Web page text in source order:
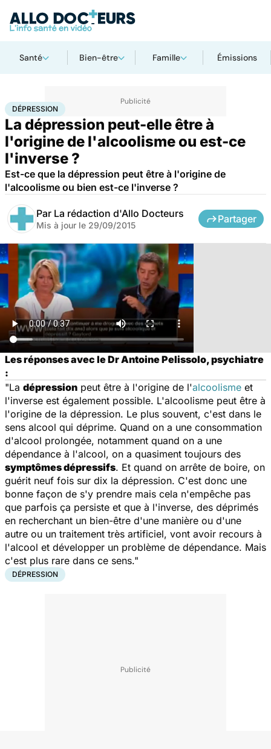
Santé Bien-être Famille Émissions
AccueilSantéDépression
DÉPRESSION
La dépression peut-elle être à
l'origine de l'alcoolisme ou est-ce
l'inverse ?
Est-ce que la dépression peut être à l'origine de
l'alcoolisme ou bien est-ce l'inverse ?
Par La rédaction d'Allo Docteurs
Mis à jour le 29/09/2015
Partager
Les réponses avec le Dr Antoine Pelissolo, psychiatre
:
"La dépression peut être à l'origine de l'alcoolisme et
l'inverse est également possible. L'alcoolisme peut être à
l'origine de la dépression. Le plus souvent, c'est dans le
sens alcool qui déprime. Quand on a une consommation
d'alcool prolongée, notamment quand on a une
dépendance à l'alcool, on a quasiment toujours des
symptômes dépressifs. Et quand on arrête de boire, on
guérit neuf fois sur dix la dépression. C'est donc une
bonne façon de s'y prendre mais cela n'empêche pas
que parfois ça persiste et que à l'inverse, des déprimés
en recherchant un bien-être d'une manière ou d'une
autre ou un traitement très artificiel, vont avoir recours à
l'alcool et développer un problème de dépendance. Mais
c'est plus rare dans ce sens."
DÉPRESSION